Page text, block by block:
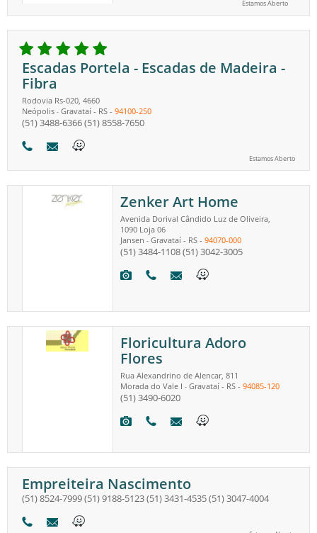
Estamos Aberto
Escadas Portela - Escadas de Madeira -
Fibra
Rodovia Rs-020, 4660
Neópolis - Gravataí - RS - 94100-250
(51) 3488-6366(51) 8558-7650
Estamos Aberto
Zenker Art Home
Avenida Dorival Cândido Luz de Oliveira,
1090 Loja 06
Jansen - Gravataí- RS- 94070-000
(51) 3484-1108(51) 3042-3005
Floricultura Adoro
Flores
Rua Alexandrino de Alencar, 811
Morada do Vale I - Gravataí- RS- 94085-120
(51) 3490-6020
Empreiteira Nascimento
(51) 8524-7999(51) 9188-5123(51) 3431-4535(51) 3047-4004